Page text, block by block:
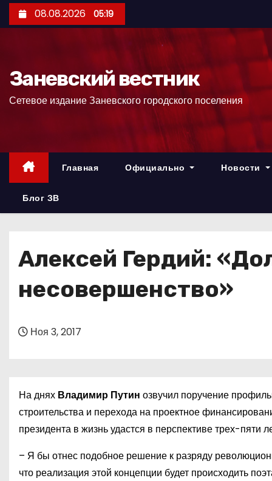
е
р
08.08.2026 05:19
Заневский вестник
Сетевое издание Заневского городского поселения
Главная Официально Новости
Блог ЗВ
Алексей Гердий:
несовершенство»
Ноя 3, 2017
На днях Владимир Путин озвучил поручение
строительства и перехода на проектное
президента в жизнь удастся в перспективе трех-пяти
– Я бы отнес подобное решение к разряду
что реализация этой концепции будет происходить